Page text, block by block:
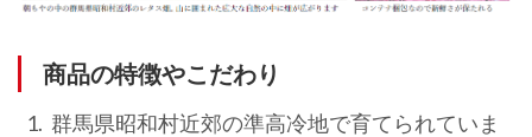
商品の特徴やこだわり
群馬県昭和村近郊の準高冷地で育てられていま